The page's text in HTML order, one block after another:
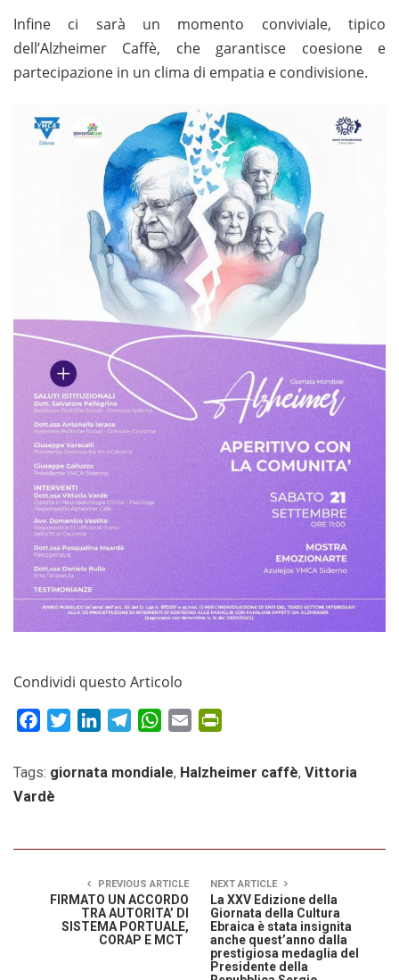
Infine ci sarà un momento conviviale, tipico
dell’Alzheimer Caffè, che garantisce coesione e
partecipazione in un clima di empatia e condivisione.
Condividi questo Articolo
FacebookTwitterLinkedInTelegramWhatsApp
Email
Tags: giornata mondiale, Halzheimer caffè, Vittoria
Vardè
PREVIOUS ARTICLE
FIRMATO UN ACCORDO
TRA AUTORITA’ DI
SISTEMA PORTUALE,
CORAP E MCT
NEXT ARTICLE
La XXV Edizione della
Giornata della Cultura
Ebraica è stata insignita
anche quest’anno dalla
prestigiosa medaglia del
Presidente della